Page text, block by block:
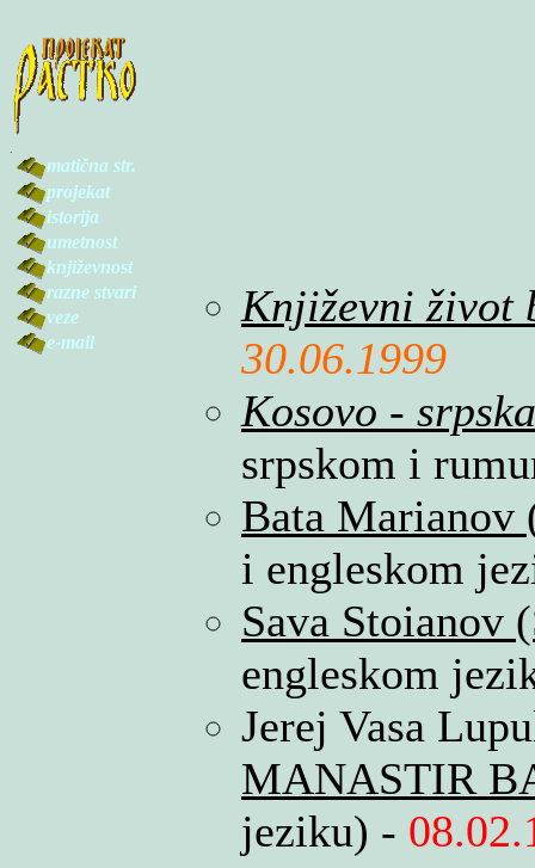
matična str.
projekat
istorija
umetnost
književnost
razne stvari
veze
e-mail
Književni život
30.06.1999
Kosovo -
srpskom i
Bata Marianov
i engleskom
Sava Stoianov
engleskom
Jerej Vasa
MANASTIR
jeziku) -